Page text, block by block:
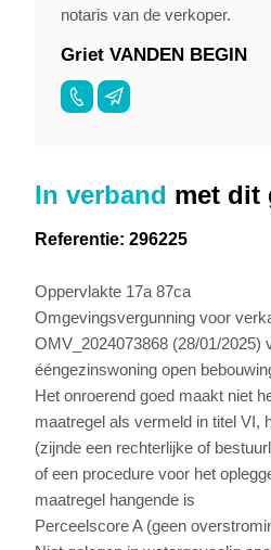
In verband met dit
Referentie: 296225
Oppervlakte 17a 87ca
Omgevingsvergunning voor
OMV_2024073868 (28/01/2025)
ééngezinswoning open
Het onroerend goed maakt niet
maatregel als vermeld in titel VI,
(zijnde een rechterlijke of
of een procedure voor het
maatregel hangende is
Perceelscore A (geen
notaris van de verkoper.
Griet VANDEN BEGIN